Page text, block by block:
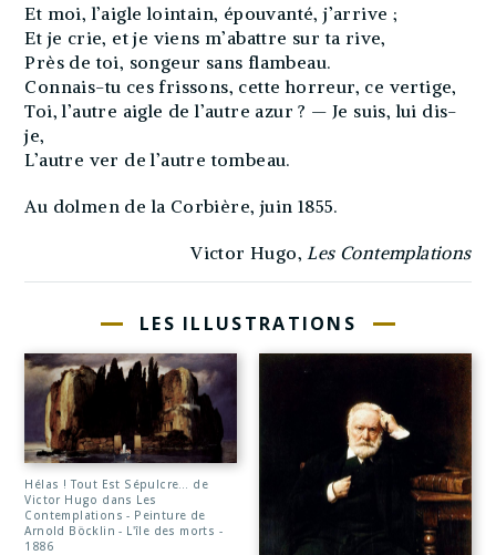
Et moi, l’aigle lointain, épouvanté, j’arrive ;
Et je crie, et je viens m’abattre sur ta rive,
Près de toi, songeur sans flambeau.
Connais-tu ces frissons, cette horreur, ce vertige,
Toi, l’autre aigle de l’autre azur ? — Je suis, lui dis-
je,
L’autre ver de l’autre tombeau.
Au dolmen de la Corbière, juin 1855.
Victor Hugo, Les Contemplations
LES ILLUSTRATIONS
Hélas ! Tout Est Sépulcre… de
Victor Hugo dans Les
Contemplations - Peinture de
Arnold Böcklin - L'île des morts -
1886